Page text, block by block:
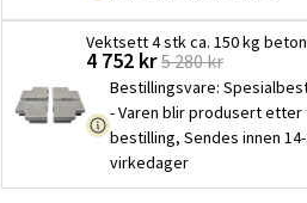
Vektsett 4 stk ca. 150 kg
4 752 kr 5 280 kr
Bestillingsvare:
- Varen blir produsert etter
bestilling, Sendes innen
virkedager